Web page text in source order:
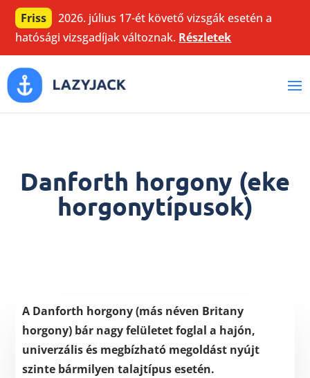
Friss
2026. július 17-ét követő vizsgák esetén a
hatósági vizsgadíjak változnak. Részletek
Danforth horgony (eke
horgonytípusok)
A Danforth horgony (más néven Britany
horgony) bár nagy felületet foglal a hajón,
univerzális és megbízható megoldást nyújt
szinte bármilyen talajtípus esetén.